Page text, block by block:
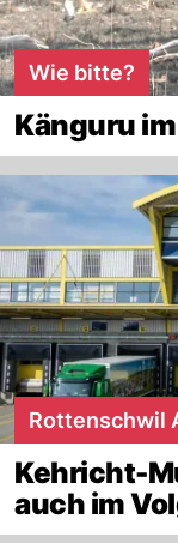
Wie bitte?
Känguru
Rottenschwil
Kehricht-
auch im